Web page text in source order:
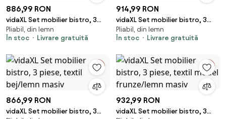
886,99 RON
vidaXL Set mobilier bistro, 3
piese, textil alb crem/lemn
masiv
Pliabil, din lemn
În stoc
Livrare gratuită
914,99 RON
vidaXL Set mobilier bistro, 3
piese, textil albastru alb/lemn
masiv
Pliabil, din lemn
În stoc
Livrare gratuită
866,99 RON
vidaXL Set mobilier bistro, 3
932,99 RON
vidaXL Set mobilier bistro, 3